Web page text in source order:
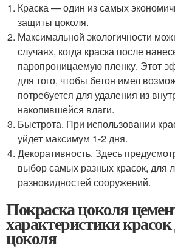
Краска — один из самых
защиты цоколя.
Максимальной экологичности
случаях, когда краска после
паропроницаемую пленку. Этот
для того, чтобы бетон имел
потребуется для удаления из
накопившейся влаги.
Быстрота. При использовании
уйдет максимум 1-2 дня.
Декоративность. Здесь
выбор самых разных красок, для
разновидностей сооружений.
Покраска цоколя
характеристики
цоколя